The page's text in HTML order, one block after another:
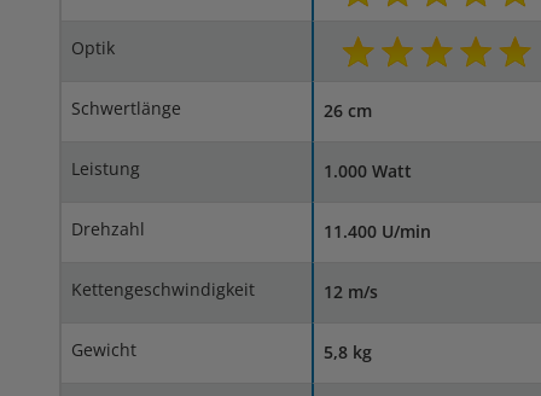
Optik
Schwertlänge 26 cm
Leistung 1.000 Watt
Drehzahl 11.400 U/min
Kettengeschwindigkeit 12 m/s
Gewicht 5,8 kg